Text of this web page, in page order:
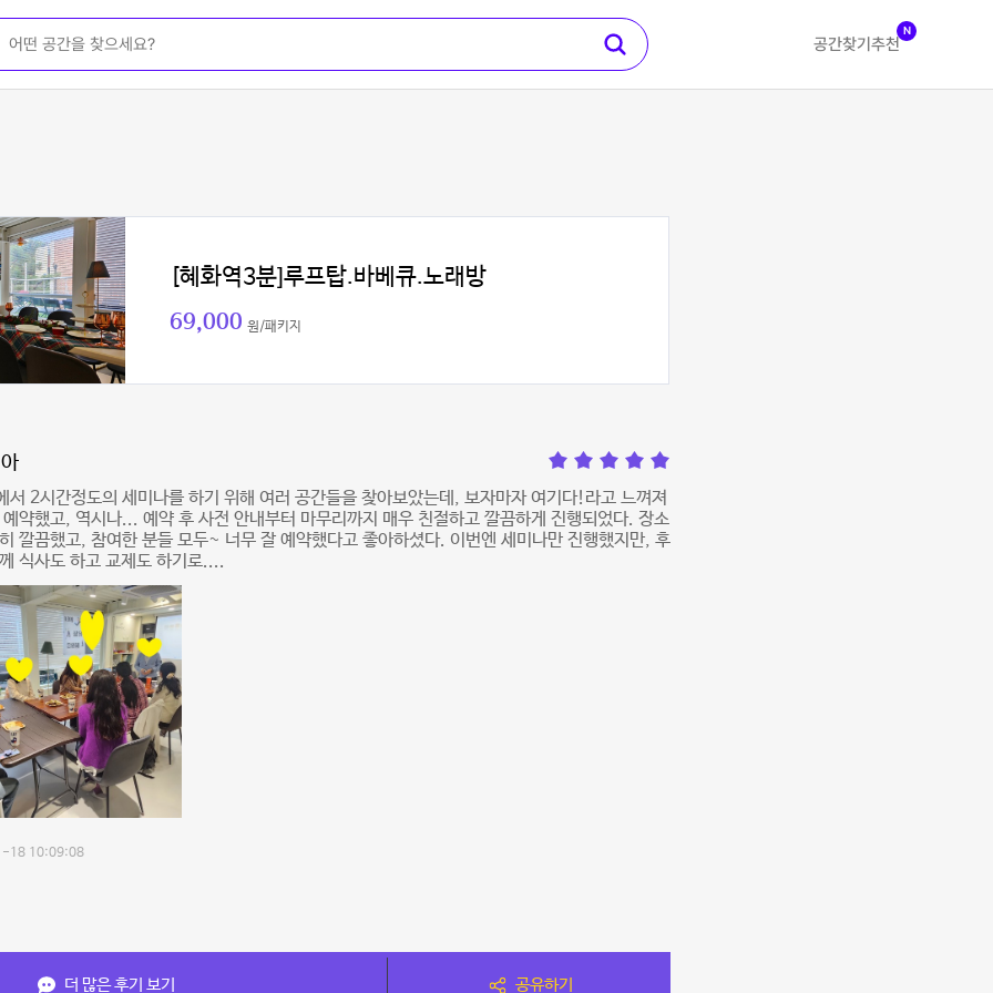
공간찾기 추천
N
[혜화역3분]루프탑.바베큐.노래방
69,000 원/패키지
서 2시간정도의 세미나를 하기 위해 여러 공간들을 찾아보았는데, 보자마자 여기다!라고 느껴져
약했고, 역시나... 예약 후 사전 안내부터 마무리까지 매우 친절하고 깔끔하게 진행되었다. 장소
깔끔했고, 참여한 분들 모두~ 너무 잘 예약했다고 좋아하셨다. 이번엔 세미나만 진행했지만, 후
식사도 하고 교제도 하기로....
18 10:09:08
더 많은 후기 보기 공유하기